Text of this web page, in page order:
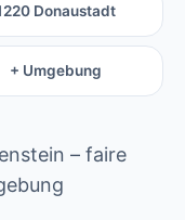
Donaustadt
+ Umgebung
– faire